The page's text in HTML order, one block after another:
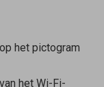
het pictogram
het Wi-Fi-